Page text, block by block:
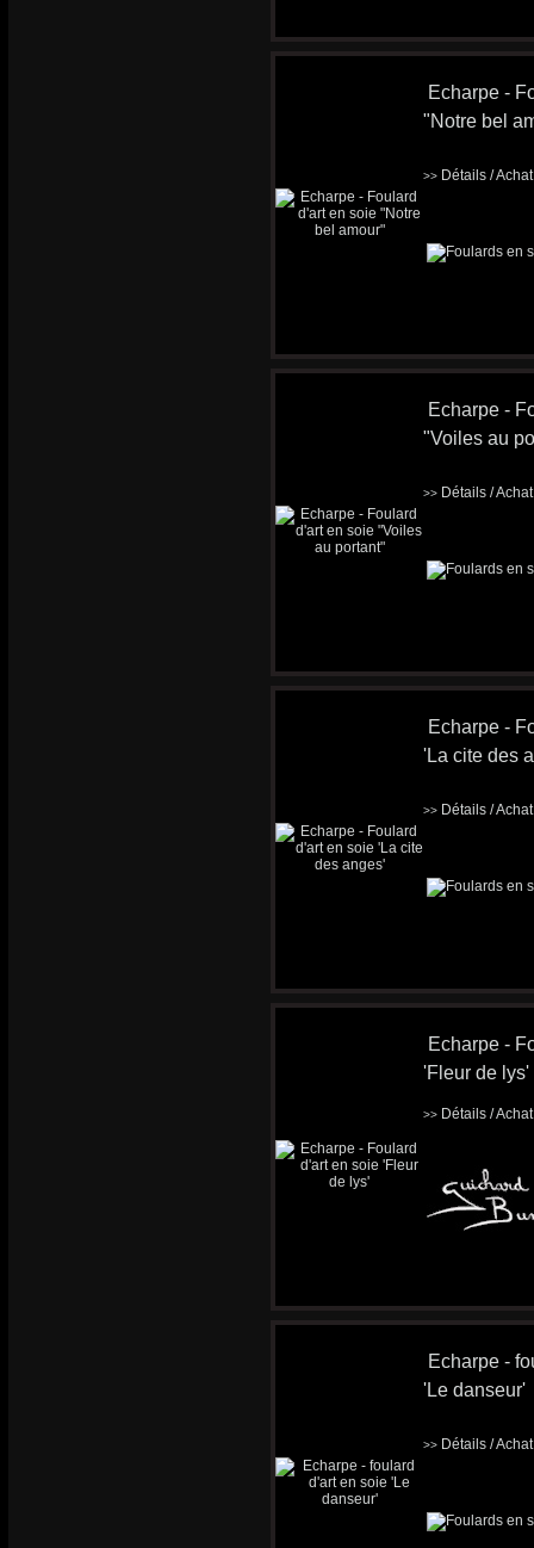
Echarpe -
"Notre bel
>> Détails /
Echarpe -
"Voiles au
>> Détails /
Echarpe -
'La cite des
>> Détails /
Echarpe -
'Fleur de lys'
>> Détails /
Echarpe -
'Le danseur'
>> Détails /